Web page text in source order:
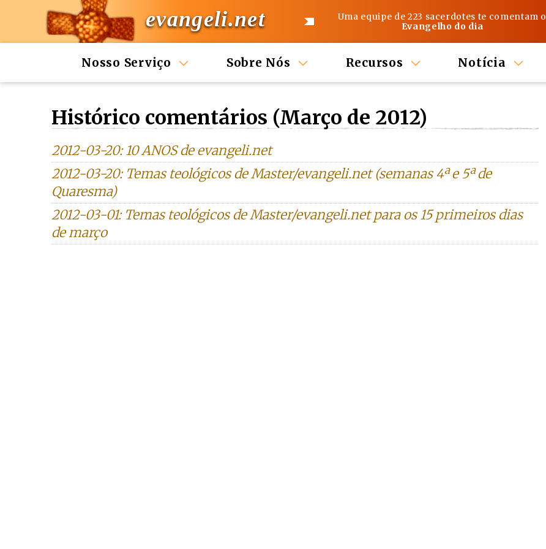
evangeli.net
Uma equipe de 223 sacerdotes te comentam o
Evangelho do dia
Nosso Serviço Sobre Nós Recursos Notícia
Histórico comentários (Março de 2012)
2012-03-20: 10 ANOS de evangeli.net
2012-03-20: Temas teológicos de Master/evangeli.net (semanas 4ª e 5ª de
Quaresma)
2012-03-01: Temas teológicos de Master/evangeli.net para os 15 primeiros dias
de março